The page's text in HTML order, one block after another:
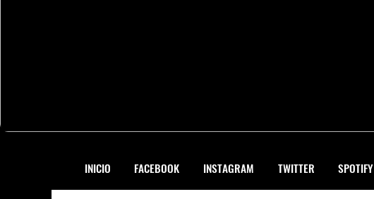
INICIO FACEBOOK INSTAGRAM TWITTER SPOTIFY